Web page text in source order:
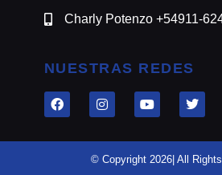
Charly Potenzo +54911-
NUESTRAS REDES
© Copyright 2026| All